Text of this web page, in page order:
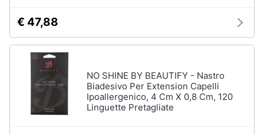
Motori
Libri,
cd
€ 47,88
NO SHINE BY BEAUTIFY - Nastro
Biadesivo Per Extension Capelli
Ipoallergenico, 4 Cm X 0,8 Cm, 120
Linguette Pretagliate